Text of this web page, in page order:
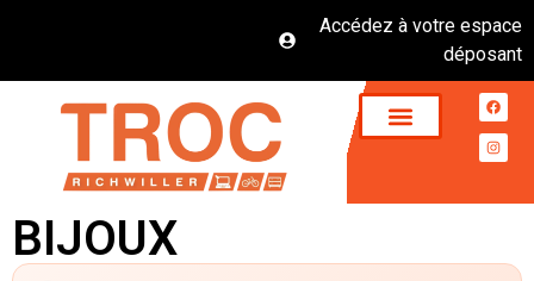
Accédez à votre espace
déposant
BIJOUX